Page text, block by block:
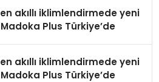
akıllı iklimlendirmede yeni
Plus Türkiye’de
akıllı iklimlendirmede yeni
Plus Türkiye’de